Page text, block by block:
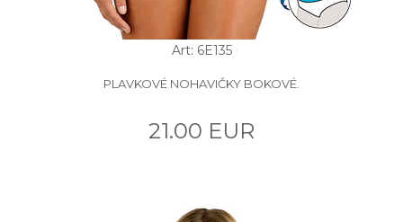
Art: 6E135
PLAVKOVÉ NOHAVIČKY BOKOVÉ.
21.00 EUR